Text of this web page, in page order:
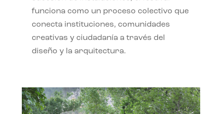
funciona como un proceso colectivo que
conecta instituciones, comunidades
creativas y ciudadanía a través del
diseño y la arquitectura.